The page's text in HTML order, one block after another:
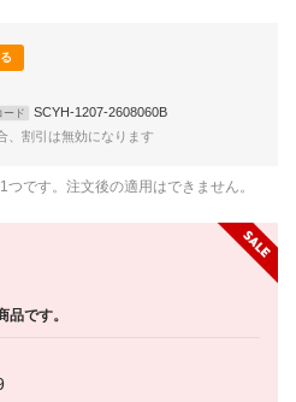
ード
SCYH-1207-2608060B
、割引は無効になります
です。注文後の適用はできません。
です。